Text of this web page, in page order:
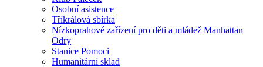
Osobní asistence
Tříkrálová sbírka
Nízkoprahové zařízení pro děti a mládež Manhattan
Odry
Stanice Pomoci
Humanitární sklad